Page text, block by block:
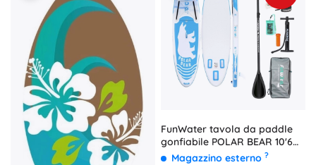
FunWater tavola da paddle
gonfiabile POLAR BEAR 10'6
setMagazzino esterno ?